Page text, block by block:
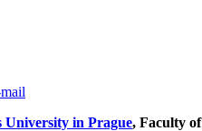
University in Prague, Faculty